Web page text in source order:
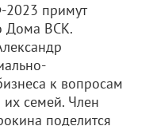
примут
Дома ВСК.
к вопросам
их семей. Член
поделится